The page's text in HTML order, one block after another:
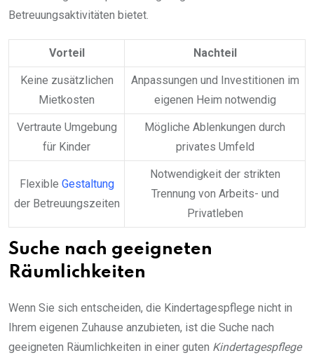
Betreuungsaktivitäten bietet.
Vorteil Nachteil
Keine zusätzlichen
Mietkosten
Anpassungen und Investitionen im
eigenen Heim notwendig
Vertraute Umgebung
für Kinder
Mögliche Ablenkungen durch
privates Umfeld
Flexible Gestaltung
der Betreuungszeiten
Notwendigkeit der strikten
Trennung von Arbeits- und
Privatleben
Suche nach geeigneten
Räumlichkeiten
Wenn Sie sich entscheiden, die Kindertagespflege nicht in
Ihrem eigenen Zuhause anzubieten, ist die Suche nach
geeigneten Räumlichkeiten in einer guten Kindertagespflege